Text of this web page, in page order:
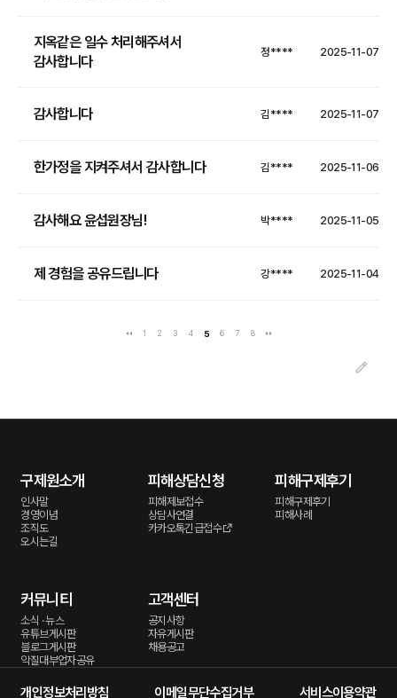
지옥같은 일수 처리해주셔서
감사합니다
정**** 2025-11-07
감사합니다 김**** 2025-11-07
한가정을 지켜주셔서 감사합니다 김**** 2025-11-06
감사해요 윤섭원장님! 박**** 2025-11-05
제 경험을 공유드립니다 강**** 2025-11-04
1 2 3 4 5 6 7 8
구제원소개
인사말
경영이념
조직도
오시는길
피해상담신청
피해제보접수
상담사연결
카카오톡긴급접수
피해구제후기
피해구제후기
피해사례
커뮤니티
소식 · 뉴스
유튜브게시판
블로그게시판
악질대부업자공유
고객센터
공지사항
자유게시판
채용공고
개인정보처리방침 이메일무단수집거부 서비스이용약관